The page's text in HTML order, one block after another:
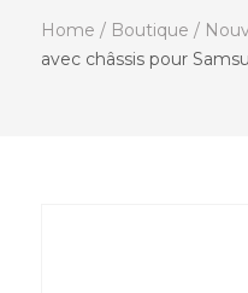
Home / Boutique /
avec châssis pour